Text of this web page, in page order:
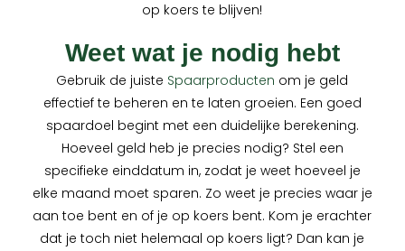
op koers te blijven!
Weet wat je nodig hebt
Gebruik de juiste Spaarproducten om je geld
effectief te beheren en te laten groeien. Een goed
spaardoel begint met een duidelijke berekening.
Hoeveel geld heb je precies nodig? Stel een
specifieke einddatum in, zodat je weet hoeveel je
elke maand moet sparen. Zo weet je precies waar je
aan toe bent en of je op koers bent. Kom je erachter
dat je toch niet helemaal op koers ligt? Dan kan je